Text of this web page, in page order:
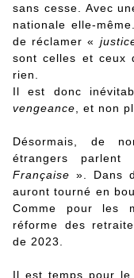
sans cesse. Avec
nationale elle-
de réclamer «
sont celles et ceux
rien.
Il est donc
vengeance , et non
Désormais, de
étrangers
Française ». Dans
auront tourné en
Comme pour les
réforme des
de 2023.
Il est temps pour le